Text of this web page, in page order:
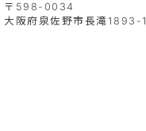
〒598-0034
大阪府泉佐野市長滝1893-1